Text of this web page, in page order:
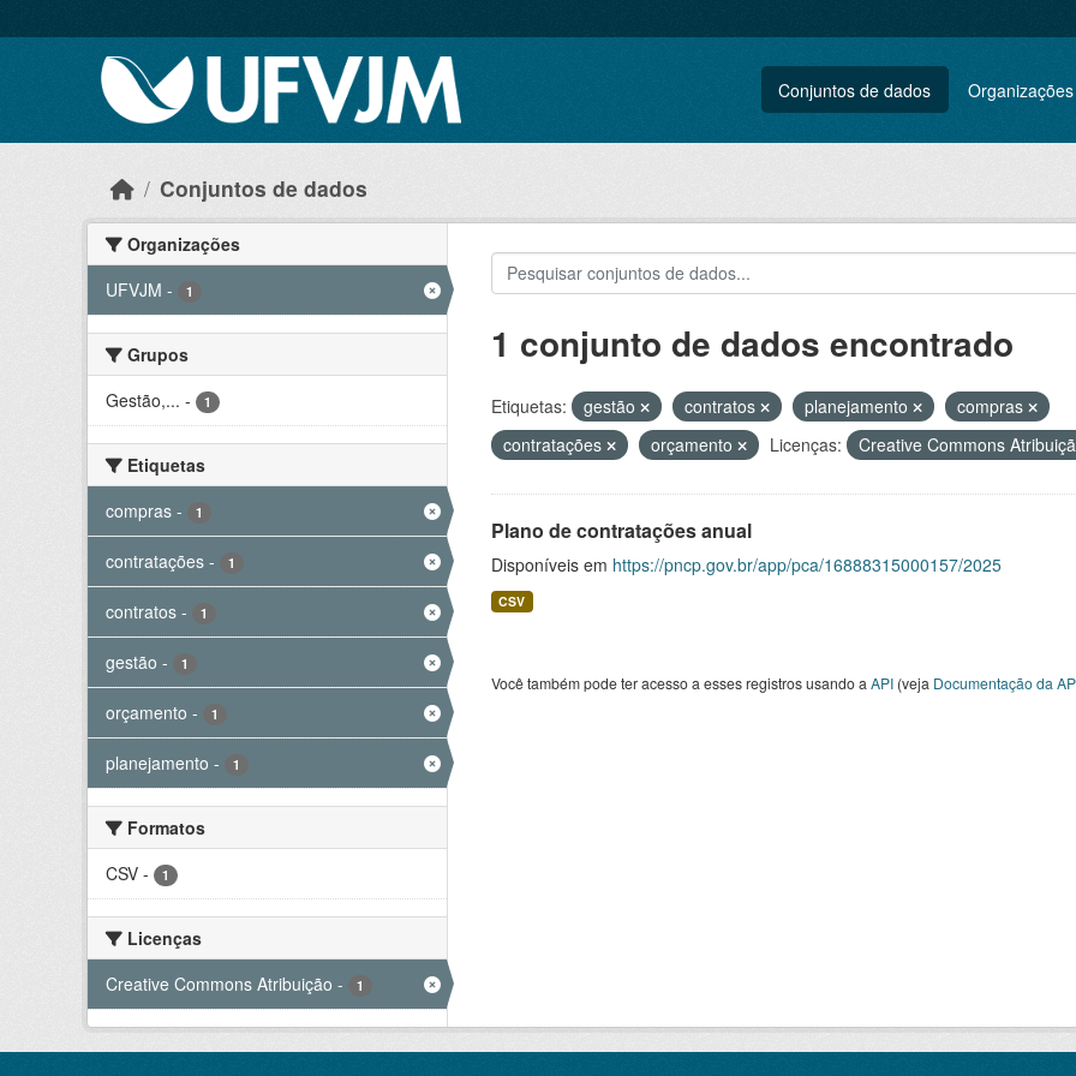
Conjuntos de dados Organizações
Conjuntos de dados
Organizações
UFVJM - 1
Grupos
Gestão,... - 1
Etiquetas
compras - 1
contratações - 1
contratos - 1
gestão - 1
orçamento - 1
planejamento - 1
Formatos
CSV - 1
Licenças
Creative Commons Atribuição - 1
1 conjunto de dados encontrado
Etiquetas: gestão contratos planejamento
compras
contratações
orçamento Licenças: Creative Commons
Plano de contratações anual
Disponíveis em https://pncp.gov.br/app/pca/16888315000157/2025
CSV
Você também pode ter acesso a esses registros usando a API(veja Documentação da